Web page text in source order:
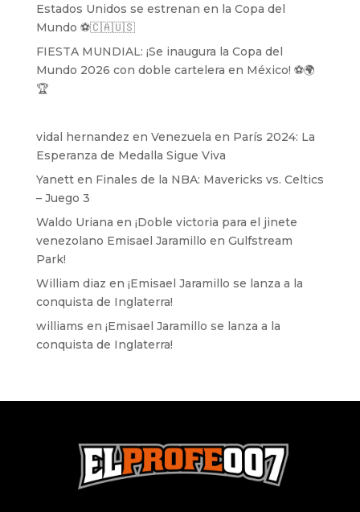
Estados Unidos se estrenan en la Copa del
Mundo ⚽️🇨🇦🇺🇸
FIESTA MUNDIAL: ¡Se inaugura la Copa del
Mundo 2026 con doble cartelera en México! ⚽️🌍
🏆
vidal hernandez en Venezuela en París 2024: La
Esperanza de Medalla Sigue Viva
Yanetten Finales de la NBA: Mavericks vs. Celtics
– Juego 3
Waldo Uriana en ¡Doble victoria para el jinete
venezolano Emisael Jaramillo en Gulfstream
Park!
William diaz en ¡Emisael Jaramillo se lanza a la
conquista de Inglaterra!
williams en ¡Emisael Jaramillo se lanza a la
conquista de Inglaterra!